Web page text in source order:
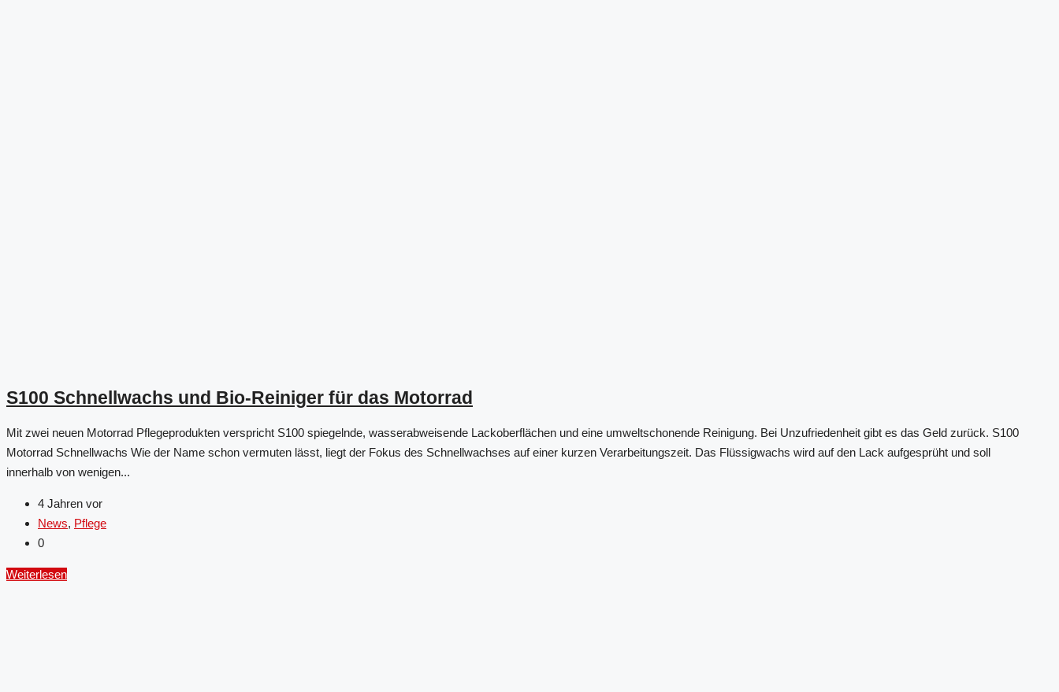
S100 Schnellwachs und Bio-Reiniger für das Motorrad
Mit zwei neuen Motorrad Pflegeprodukten verspricht S100 spiegelnde, wasserabweisende Lackoberflächen und eine umweltschonende Reinigung. Bei Unzufriedenheit gibt es das Geld zurück. S100
Motorrad Schnellwachs Wie der Name schon vermuten lässt, liegt der Fokus des Schnellwachses auf einer kurzen Verarbeitungszeit. Das Flüssigwachs wird auf den Lack aufgesprüht und soll
innerhalb von wenigen...
4 Jahren vor
News, Pflege
0
Weiterlesen